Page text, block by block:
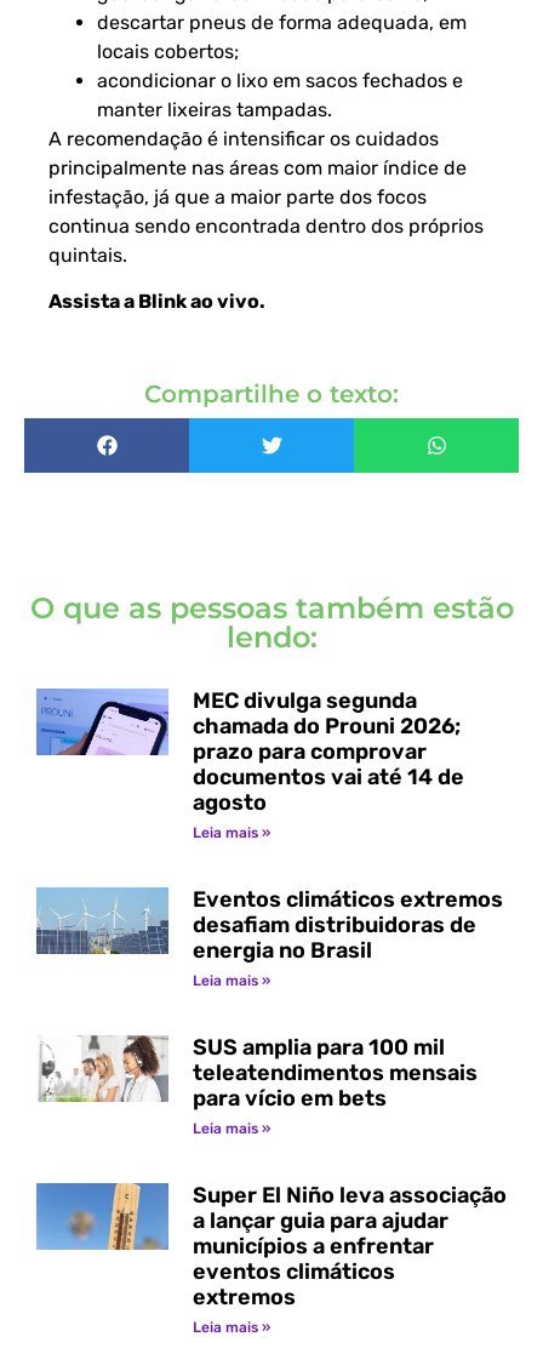
descartar pneus de forma adequada, em
locais cobertos;
acondicionar o lixo em sacos fechados e
manter lixeiras tampadas.
A recomendação é intensificar os cuidados
principalmente nas áreas com maior índice de
infestação, já que a maior parte dos focos
continua sendo encontrada dentro dos próprios
quintais.
Assista a Blink ao vivo.
Compartilhe o texto:
O que as pessoas também estão
lendo:
MEC divulga segunda
chamada do Prouni 2026;
prazo para comprovar
documentos vai até 14 de
agosto
Leia mais »
Eventos climáticos extremos
desafiam distribuidoras de
energia no Brasil
Leia mais »
SUS amplia para 100 mil
teleatendimentos mensais
para vício em bets
Leia mais »
Super El Niño leva associação
a lançar guia para ajudar
municípios a enfrentar
eventos climáticos
extremos
Leia mais »